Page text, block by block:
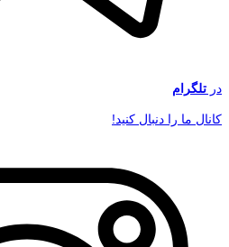
در تلگرام
کانال ما را دنبال کنید!